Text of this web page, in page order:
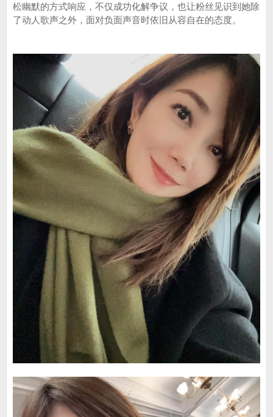
松幽默的方式响应，不仅成功化解争议，也让粉丝见识到她除
了动人歌声之外，面对负面声音时依旧从容自在的态度。